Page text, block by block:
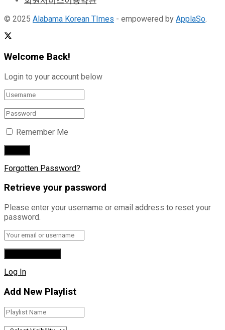
© 2025 Alabama Korean TImes - empowered by ApplaSo.
Welcome Back!
Login to your account below
Remember Me
Forgotten Password?
Retrieve your password
Please enter your username or email address to reset your
password.
Log In
Add New Playlist